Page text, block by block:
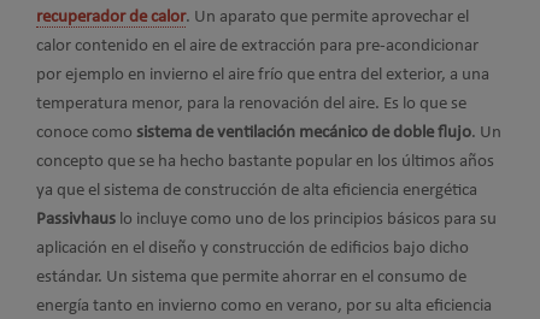
recuperador de calor. Un aparato que permite aprovechar el
calor contenido en el aire de extracción para pre-acondicionar
por ejemplo en invierno el aire frío que entra del exterior, a una
temperatura menor, para la renovación del aire. Es lo que se
conoce como sistema de ventilación mecánico de doble flujo. Un
concepto que se ha hecho bastante popular en los últimos años
ya que el sistema de construcción de alta eficiencia energética
Passivhaus lo incluye como uno de los principios básicos para su
aplicación en el diseño y construcción de edificios bajo dicho
estándar. Un sistema que permite ahorrar en el consumo de
energía tanto en invierno como en verano, por su alta eficiencia